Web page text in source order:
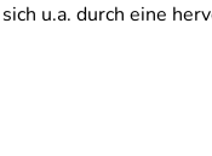
u.a. durch eine